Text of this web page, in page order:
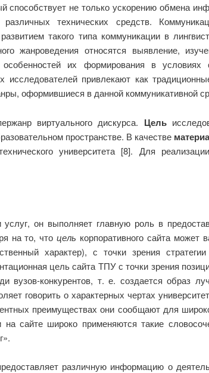
способствует не только ускорению обмена
технических средств.
такого типа коммуникации в
жанроведения относятся выявление,
их формирования в условиях
исследователей привлекают как
оформившиеся в данной коммуникативной
виртуального дискурса. Цель
пространстве. В качестве
университета [8]. Для
он выполняет главную роль в
на то, чтоцель корпоративного сайта может
характер), с точки зрения стратегии
цель сайта ТПУ с точки зрения
конкурентов, т. е. создается образ
говорить о характерных чертах
преимуществах они сообщают для
сайте широко применяются такие
различную информацию о